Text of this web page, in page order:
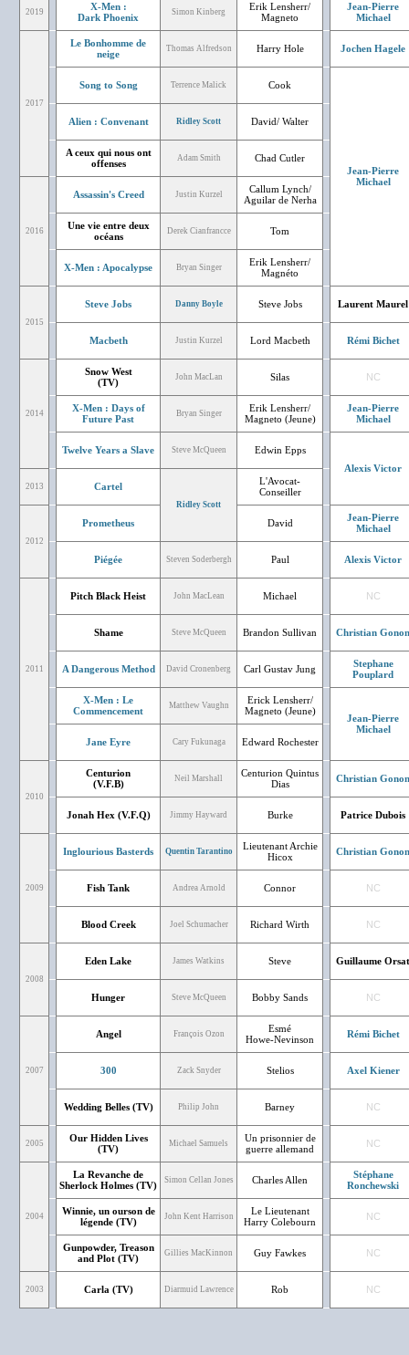
2019
X-Men :
Dark Phoenix
Simon Kinberg
Erik Lensherr/
Magneto
Jean-Pierre
Michael
2017
Le Bonhomme de
neige
Thomas Alfredson Harry Hole Jochen Hagele
Song to Song Terrence Malick Cook
Jean-Pierre
Michael
Alien : Convenant Ridley Scott David/ Walter
A ceux qui nous ont
offenses
Adam Smith Chad Cutler
2016
Assassin's Creed Justin Kurzel
Callum Lynch/
Aguilar de Nerha
Une vie entre deux
océans
Derek Cianfrancce Tom
X-Men : Apocalypse Bryan Singer
Erik Lensherr/
Magnéto
2015
Steve Jobs Danny Boyle Steve Jobs Laurent Maurel
Macbeth Justin Kurzel Lord Macbeth Rémi Bichet
2014
Snow West
(TV)
John MacLan Silas NC
X-Men : Days of
Future Past
Bryan Singer
Erik Lensherr/
Magneto (Jeune)
Jean-Pierre
Michael
Twelve Years a Slave Steve McQueen
Edwin Epps
Alexis Victor
2013 Cartel
Ridley Scott
L'Avocat-
Conseiller
2012
Prometheus David
Jean-Pierre
Michael
Piégée Steven Soderbergh Paul Alexis Victor
2011
Pitch Black Heist John MacLean Michael NC
Shame Steve McQueen Brandon Sullivan Christian Gonon
A Dangerous Method David Cronenberg Carl Gustav Jung
Stephane
Pouplard
X-Men : Le
Commencement
Matthew Vaughn
Erick Lensherr/
Magneto (Jeune)
Jean-Pierre
Michael
Jane Eyre
Cary Fukunaga Edward Rochester
2010
Centurion
(V.F.B)
Neil Marshall
Centurion Quintus
Dias
Christian Gonon
Jonah Hex (V.F.Q) Jimmy Hayward Burke Patrice Dubois
2009
Inglourious Basterds Quentin Tarantino
Lieutenant Archie
Hicox
Christian Gonon
Fish Tank Andrea Arnold Connor NC
Blood Creek Joel Schumacher Richard Wirth NC
2008
Eden Lake James Watkins Steve Guillaume Orsat
Hunger Steve McQueen Bobby Sands NC
2007
Angel François Ozon
Esmé
Howe-Nevinson
Rémi Bichet
300 Zack Snyder Stelios Axel Kiener
Wedding Belles (TV) Philip John Barney NC
2005
Our Hidden Lives
(TV)
Michael Samuels
Un prisonnier de
guerre allemand
NC
2004
La Revanche de
Sherlock Holmes (TV)
Simon Cellan Jones Charles Allen
Stéphane
Ronchewski
Winnie, un ourson de
légende (TV)
John Kent Harrison
Le Lieutenant
Harry Colebourn
NC
Gunpowder, Treason
and Plot (TV)
Gillies MacKinnon Guy Fawkes NC
2003 Carla (TV) Diarmuid Lawrence Rob NC